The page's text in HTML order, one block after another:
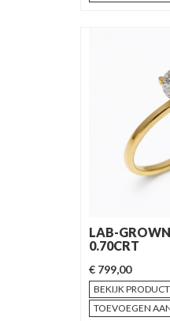
LAB-
0.70CRT
€ 799,00
BEKIJK PRODUCT
TOEVOEGEN